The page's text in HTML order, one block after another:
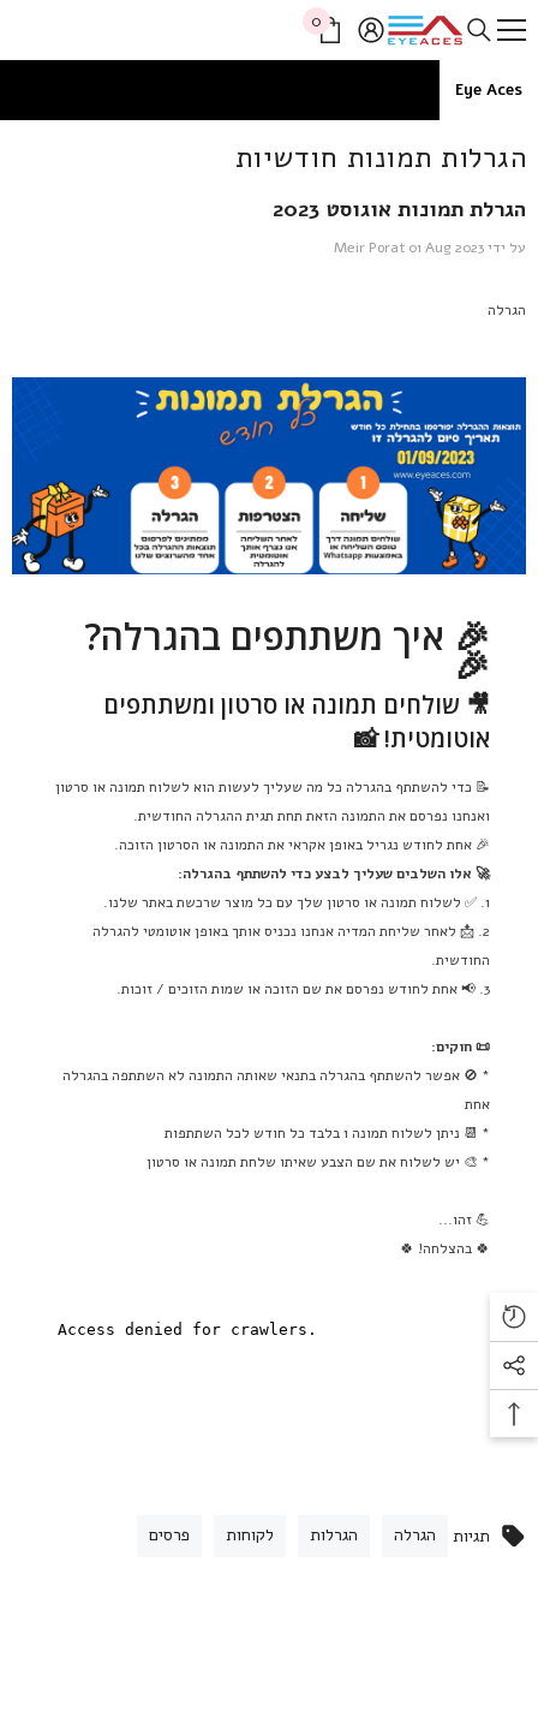
דלג לתוכן 0
0
Eye Aces
הגרלות תמונות חודשיות
הגרלת תמונות אוגוסט 2023
על ידי Meir Porat 01 Aug 2023
הגרלה
🎉 איך משתתפים בהגרלה?
🎉
🎥 שולחים תמונה או סרטון ומשתתפים
אוטומטית! 📸
📝 כדי להשתתף בהגרלה כל מה שעליך לעשות הוא לשלוח תמונה או סרטון
ואנחנו נפרסם את התמונה הזאת תחת תגית ההגרלה החודשית.
🎉 אחת לחודש נגריל באופן אקראי את התמונה או הסרטון הזוכה.
🚀 אלו השלבים שעליך לבצע כדי להשתתף בהגרלה:
1. ✅ לשלוח תמונה או סרטון שלך עם כל מוצר שרכשת באתר שלנו.
2. 📩 לאחר שליחת המדיה אנחנו נכניס אותך באופן אוטומטי להגרלה
החודשית.
3. 📢 אחת לחודש נפרסם את שם הזוכה או שמות הזוכים / זוכות.
📜 חוקים:
* 🚫 אפשר להשתתף בהגרלה בתנאי שאותה התמונה לא השתתפה בהגרלה
אחת
* 📆 ניתן לשלוח תמונה 1 בלבד כל חודש לכל השתתפות
* 🎨 יש לשלוח את שם הצבע שאיתו שלחת תמונה או סרטון
💪 זהו...
🍀 בהצלחה! 🍀
תגיות הגרלה הגרלות לקוחות פרסים
כדאי להצטרף לקבלת עדכונים מיוחדים לקבלת
לא תודה